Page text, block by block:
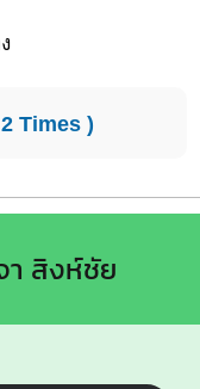
Times )
า สิงห์ชัย